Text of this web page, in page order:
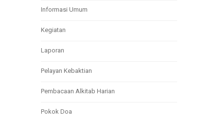
Informasi Umum
Kegiatan
Laporan
Pelayan Kebaktian
Pembacaan Alkitab Harian
Pokok Doa